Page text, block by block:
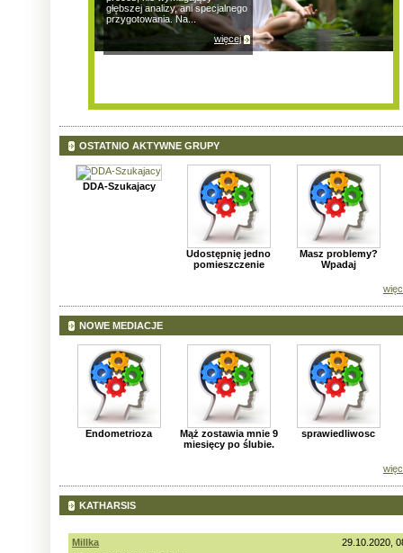
głębszej analizy, ani specjalnego
przygotowania. Na...
więcej
OSTATNIO AKTYWNE GRUPY
DDA-Szukajacy
Udostępnię jedno
pomieszczenie
Masz problemy?
Wpadaj
NOWE MEDIACJE
Endometrioza
Mąż zostawia mnie 9
miesięcy po ślubie.
sprawiedliwosc
KATHARSIS
Millka
29.10.2020,